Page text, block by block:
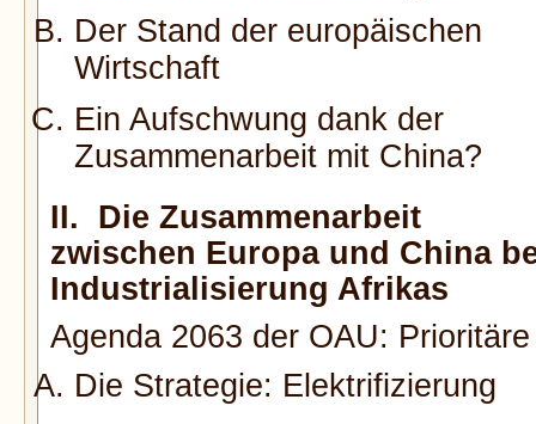
Der Stand der europäischen
Wirtschaft
Ein Aufschwung dank der
Zusammenarbeit mit China?
II. Die Zusammenarbeit
zwischen Europa und China
Industrialisierung Afrikas
Agenda 2063 der OAU:
Die Strategie: Elektrifizierung